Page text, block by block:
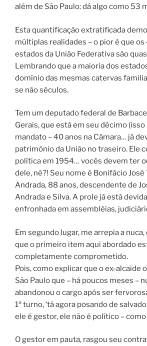
além de São Paulo: dá algo como 53
Esta quantificação extratificada
múltiplas realidades – o pior é que os
estados da União Federativa são
Lembrando que a maioria dos
domínio das mesmas catervas
se não séculos.
Tem um deputado federal de
Gerais, que está em seu décimo
mandato – 40 anos na Câmara… já
patrimônio da União no traseiro. Ele
política em 1954… vocês devem ter
dele, né?! Seu nome é Bonifácio José
Andrada, 88 anos, descendente de
Andrada e Silva. A prole já está
enfronhada em assembléias,
Em segundo lugar, me arrepia a
que o primeiro item aqui abordado
completamente comprometido.
Pois, como explicar que o ex-alcaide
São Paulo que – há poucos meses –
abandonou o cargo após ser
1º turno, ‘tá agora posando de
ele é gestor, ele não é político –
O gestor em pauta, rasgou seu